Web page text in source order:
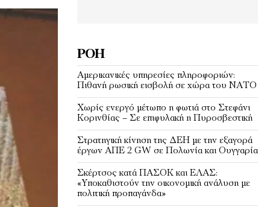
ΡΟΉ
Αμερικανικές υπηρεσίες πληροφοριών:
Πιθανή ρωσική εισβολή σε χώρα του ΝΑΤΟ
Χωρίς ενεργό μέτωπο η φωτιά στο Στεφάνι
Κορινθίας – Σε επιφυλακή η Πυροσβεστική
Στρατηγική κίνηση της ΔΕΗ με την εξαγορά
έργων ΑΠΕ 2 GW σε Πολωνία και Ουγγαρία
Σκέρτσος κατά ΠΑΣΟΚ και ΕΛΑΣ:
«Υποκαθιστούν την οικονομική ανάλυση με
πολιτική προπαγάνδα»